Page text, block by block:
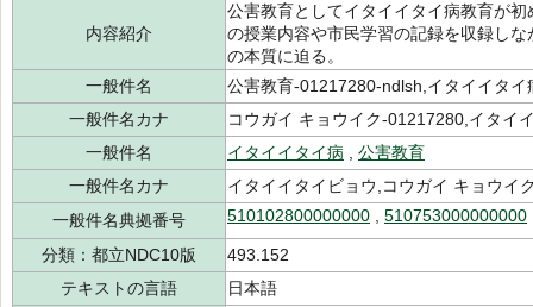
内容紹介
公害教育としてイタイイタイ病教育が
の授業内容や市民学習の記録を収録し
の本質に迫る。
一般件名
公害教育-01217280-ndlsh,イタイイタ
一般件名カナ
コウガイ キョウイク-01217280,イタイ
一般件名
イタイイタイ病
公害教育
一般件名カナ
イタイイタイビョウ,コウガイ キョウイ
一般件名典拠番号
510102800000000 510753000000000
分類：都立NDC10版
493.152
テキストの言語
日本語